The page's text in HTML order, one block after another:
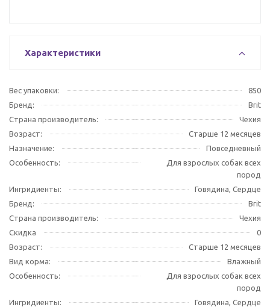
Характеристики
Вес упаковки:
850
Бренд:
Brit
Страна производитель:
Чехия
Возраст:
Старше 12 месяцев
Назначение:
Повседневный
Особенность:
Для взрослых собак всех
пород
Ингридиенты:
Говядина, Сердце
Бренд:
Brit
Страна производитель:
Чехия
Скидка
0
Возраст:
Старше 12 месяцев
Вид корма:
Влажный
Особенность:
Для взрослых собак всех
пород
Ингридиенты:
Говядина, Сердце